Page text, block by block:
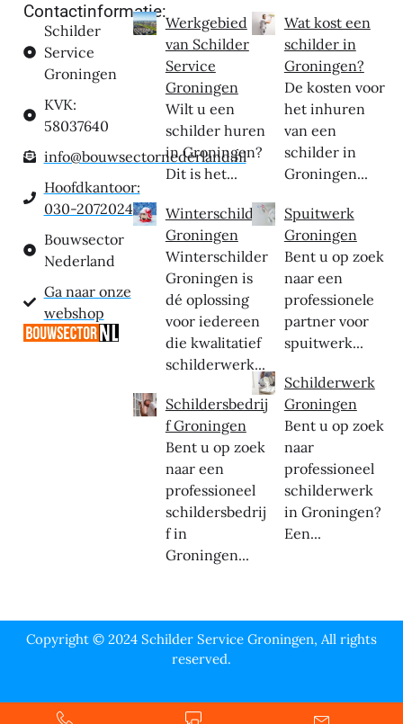
Contactinformatie:
Schilder
Service
Groningen
KVK:
58037640
info@bouwsectornederland.nl
Hoofdkantoor:
030-2072024
Bouwsector
Nederland
Ga naar onze
webshop
Werkgebied
van Schilder
Service
Groningen
Wilt u een
schilder huren
in Groningen?
Dit is het...
Winterschilder
Groningen
Winterschilder
Groningen is
dé oplossing
voor iedereen
die kwalitatief
schilderwerk...
Schildersbedrij
f Groningen
Bent u op zoek
naar een
professioneel
schildersbedrij
f in
Groningen...
Wat kost een
schilder in
Groningen?
De kosten voor
het inhuren
van een
schilder in
Groningen...
Spuitwerk
Groningen
Bent u op zoek
naar een
professionele
partner voor
spuitwerk...
Schilderwerk
Groningen
Bent u op zoek
naar
professioneel
schilderwerk
in Groningen?
Een...
Copyright © 2024 Schilder Service Groningen, All rights
reserved.